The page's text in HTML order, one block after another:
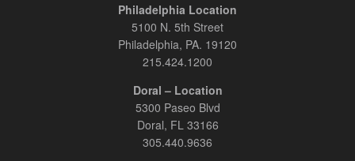
Philadelphia Location
5100 N. 5th Street
Philadelphia, PA. 19120
215.424.1200
Doral – Location
5300 Paseo Blvd
Doral, FL 33166
305.440.9636